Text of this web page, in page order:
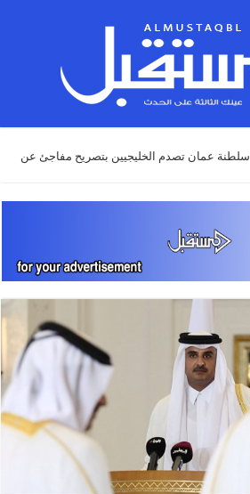
سلطنة عمان تصدم الخليجيين بتصريح مفاجئ عن